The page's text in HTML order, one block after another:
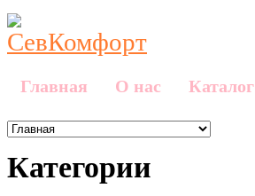
Главная О нас Каталог
Категории